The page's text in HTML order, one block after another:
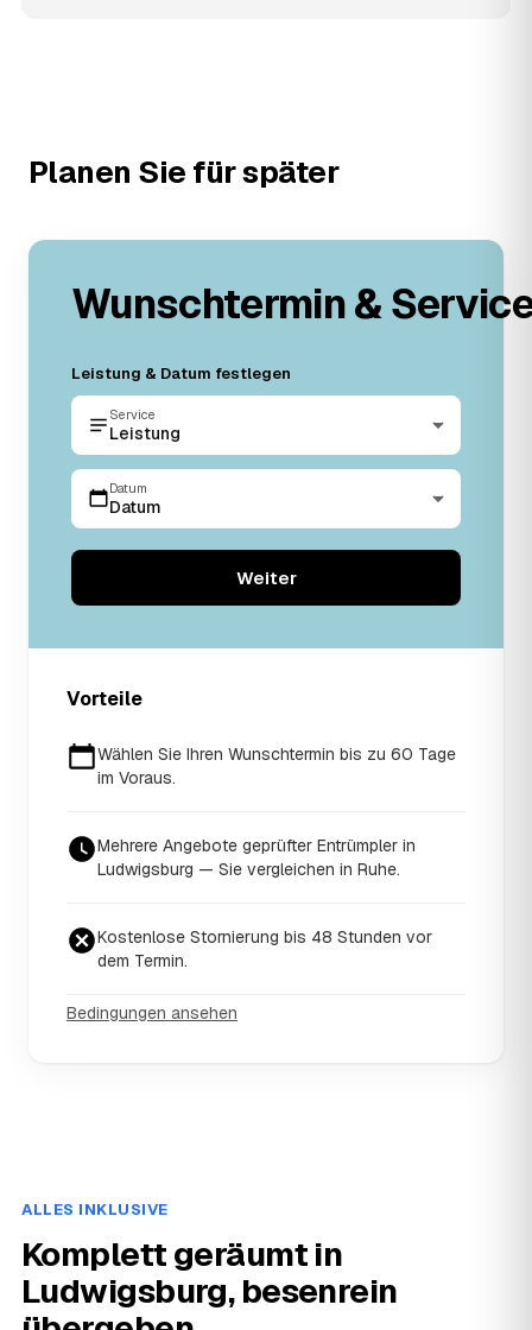
Planen Sie für später
Wunschtermin &
Leistung & Datum festlegen
Service
Leistung
Datum
Datum
Weiter
Vorteile
Wählen Sie Ihren Wunschtermin bis zu 60 Tage
im Voraus.
Mehrere Angebote geprüfter Entrümpler in
Ludwigsburg — Sie vergleichen in Ruhe.
Kostenlose Stornierung bis 48 Stunden vor
dem Termin.
Bedingungen ansehen
ALLES INKLUSIVE
Komplett geräumt in
Ludwigsburg, besenrein